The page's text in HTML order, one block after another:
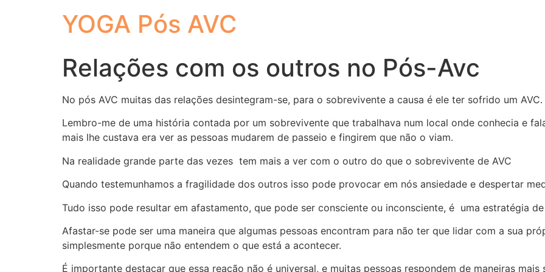
YOGA Pós AVC
Relações com os outros no Pós-Avc
No pós AVC muitas das relações desintegram-se, para o sobrevivente a causa é ele ter sofrido um AVC.
Lembro-me de uma história contada por um sobrevivente que trabalhava num local onde conhecia e
mais lhe custava era ver as pessoas mudarem de passeio e fingirem que não o viam.
Na realidade grande parte das vezes tem mais a ver com o outro do que o sobrevivente de AVC
Quando testemunhamos a fragilidade dos outros isso pode provocar em nós ansiedade e despertar
Tudo isso pode resultar em afastamento, que pode ser consciente ou inconsciente, é uma estratégia
Afastar-se pode ser uma maneira que algumas pessoas encontram para não ter que lidar com a sua
simplesmente porque não entendem o que está a acontecer.
É importante destacar que essa reação não é universal, e muitas pessoas respondem de maneiras